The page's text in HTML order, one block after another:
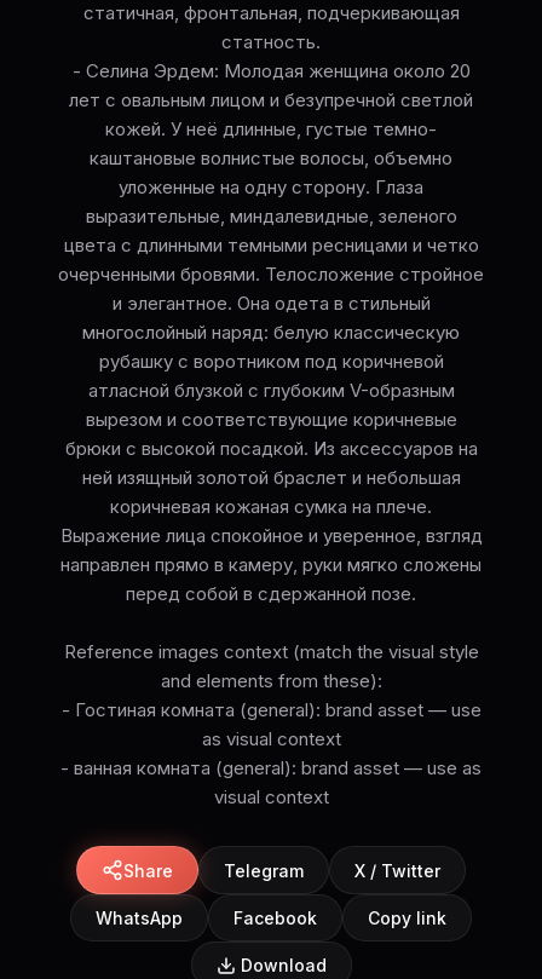
статичная, фронтальная, подчеркивающая
статность.
- Селина Эрдем: Молодая женщина около 20
лет с овальным лицом и безупречной светлой
кожей. У неё длинные, густые темно-
каштановые волнистые волосы, объемно
уложенные на одну сторону. Глаза
выразительные, миндалевидные, зеленого
цвета с длинными темными ресницами и четко
очерченными бровями. Телосложение стройное
и элегантное. Она одета в стильный
многослойный наряд: белую классическую
рубашку с воротником под коричневой
атласной блузкой с глубоким V-образным
вырезом и соответствующие коричневые
брюки с высокой посадкой. Из аксессуаров на
ней изящный золотой браслет и небольшая
коричневая кожаная сумка на плече.
Выражение лица спокойное и уверенное, взгляд
направлен прямо в камеру, руки мягко сложены
перед собой в сдержанной позе.
Reference images context (match the visual style
and elements from these):
- Гостиная комната (general): brand asset — use
as visual context
- ванная комната (general): brand asset — use as
visual context
Share Telegram X / Twitter
WhatsApp Facebook Copy link
Download